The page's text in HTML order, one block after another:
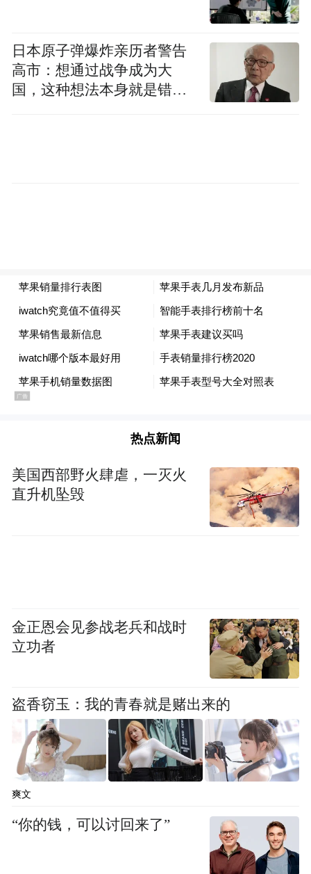
宁波老外滩举办观赛派对，邀请篮球宝贝热
舞助阵，现场还有超燃乐队演绎，球迷可参
与多个篮球互动游戏；奉化万达广场从8月
21日起连续五天举办少儿篮球比赛，现场集
合全年龄段观赛群体，挖掘体育消费新潜
力；宁波宏泰广场设置100多个座椅，结合
融，为市民提供纳凉场地；宁波开元广场联
动数十家品牌推出专属优惠，涵盖餐饮、零
售、娱乐等多个业态，有效拉动销售额……
日本原子弹爆炸亲历者警告
高市：想通过战争成为大
国，这种想法本身就是错误
热点新闻
美国西部野火肆虐，一灭火
直升机坠毁
金正恩会见参战老兵和战时
立功者
盗香窃玉：我的青春就是赌出来的
爽文
“你的钱，可以讨回来了”